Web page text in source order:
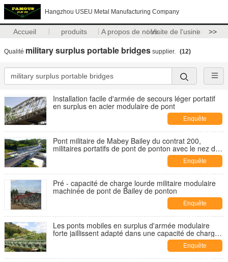
Hangzhou USEU Metal Manufacturing Company
Accueil produits A propos de nousVisite de l'usine >>
Qualité military surplus portable bridges supplier. (12)
Installation facile d'armée de secours léger portatif
en surplus en acier modulaire de pont
Enquête
maintenant
Pont militaire de Mabey Bailey du contrat 200,
militaires portatifs de pont de ponton avec le nez de
Enquête
maintenant
Pré - capacité de charge lourde militaire modulaire
machinée de pont de Bailey de ponton
Enquête
maintenant
Les ponts mobiles en surplus d'armée modulaire
forte jaillissent adapté dans une capacité de charge
Enquête
maintenant